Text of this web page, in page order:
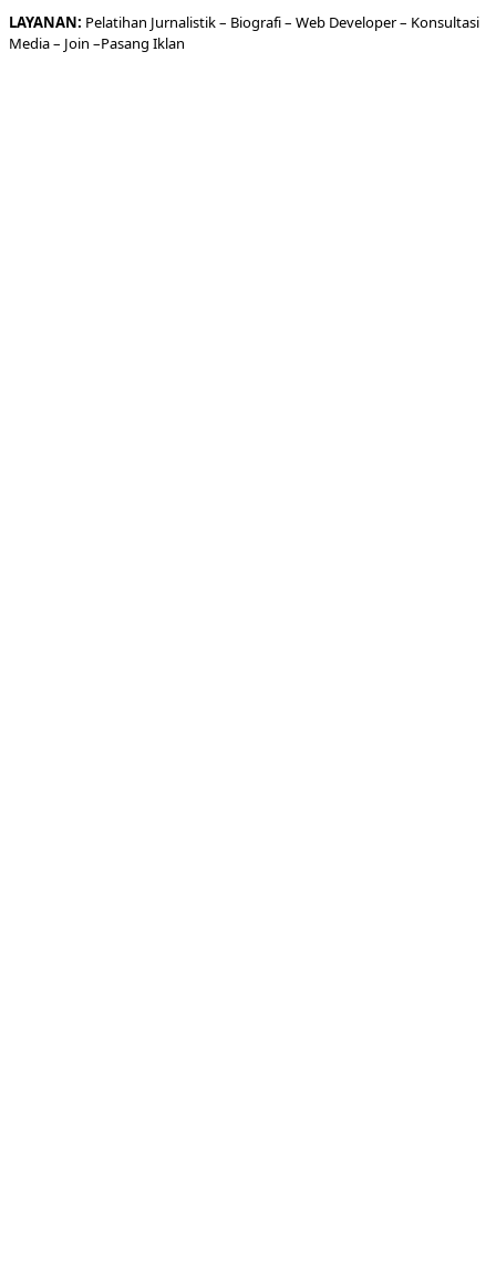
LAYANAN: Pelatihan Jurnalistik – Biografi– Web Developer– Konsultasi
Media– Join –Pasang Iklan